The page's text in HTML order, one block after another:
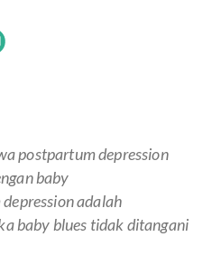
postpartum depression
baby
adalah
baby blues tidak ditangani